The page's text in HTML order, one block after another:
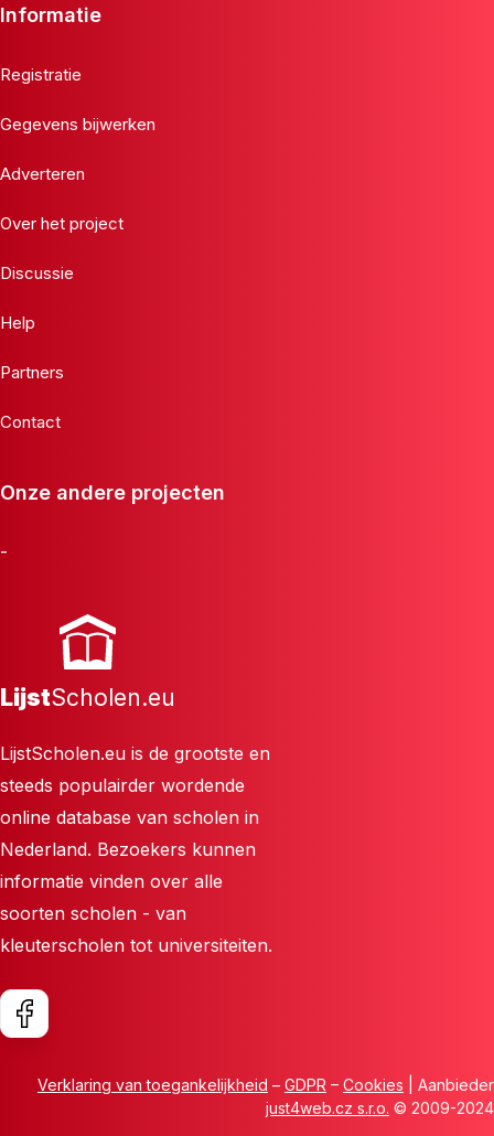
Informatie
Registratie
Gegevens bijwerken
Adverteren
Over het project
Discussie
Help
Partners
Contact
Onze andere projecten
-
LijstScholen.eu
LijstScholen.eu is de grootste en
steeds populairder wordende
online database van scholen in
Nederland. Bezoekers kunnen
informatie vinden over alle
soorten scholen - van
kleuterscholen tot universiteiten.
Verklaring van toegankelijkheid – GDPR – Cookies | Aanbieder
just4web.cz s.r.o. © 2009-2024